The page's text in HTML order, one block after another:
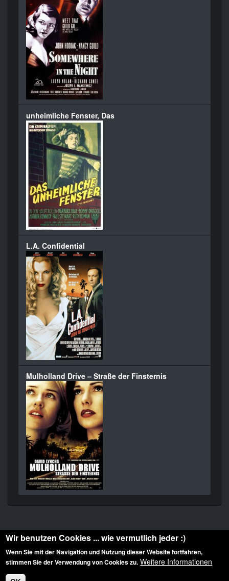
unheimliche Fenster, Das
L.A. Confidential
Mulholland Drive – Straße der Finsternis
Diese Website ist urheberrechtlich geschützt: © 2010-2026 der Film Noir de. Alle
Rechte vorbehalten.
Wir benutzen Cookies ... wie vermutlich jeder :)
Wenn Sie mit der Navigation und Nutzung dieser Website fortfahren,
stimmen Sie der Verwendung von Cookies zu. Weitere Informationen